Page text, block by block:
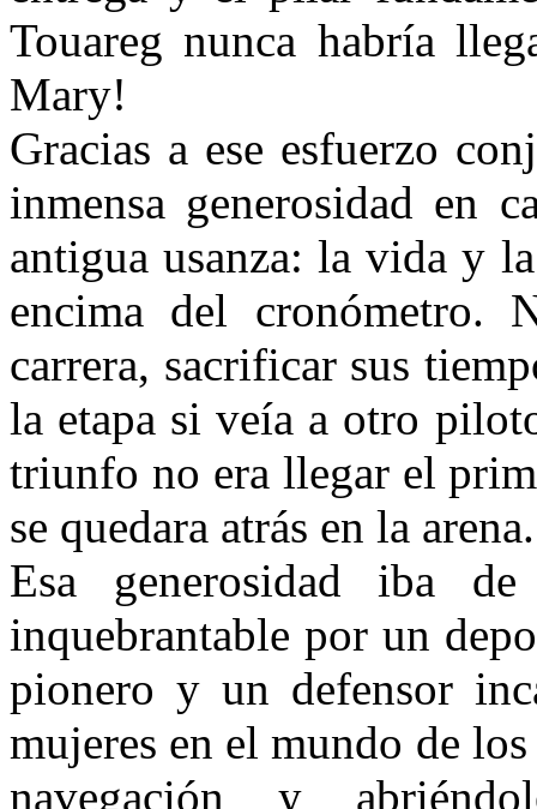
Touareg nunca habría
Mary!
Gracias a ese esfuerzo
inmensa generosidad en
antigua usanza: la vida y
encima del cronómetro.
carrera, sacrificar sus
la etapa si veía a otro
triunfo no era llegar el
se quedara atrás en la arena.
Esa generosidad iba
inquebrantable por un
pionero y un defensor
mujeres en el mundo de
navegación y